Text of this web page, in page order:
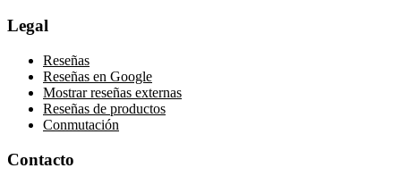
Legal
Reseñas
Reseñas en Google
Mostrar reseñas externas
Reseñas de productos
Conmutación
Contacto